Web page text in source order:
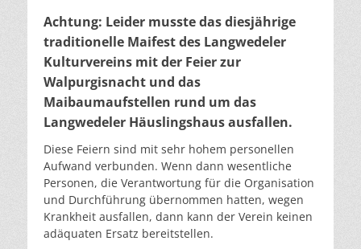
Achtung: Leider musste das diesjährige
traditionelle Maifest des Langwedeler
Kulturvereins mit der Feier zur
Walpurgisnacht und das
Maibaumaufstellen rund um das
Langwedeler Häuslingshaus ausfallen.
Diese Feiern sind mit sehr hohem personellen
Aufwand verbunden. Wenn dann wesentliche
Personen, die Verantwortung für die Organisation
und Durchführung übernommen hatten, wegen
Krankheit ausfallen, dann kann der Verein keinen
adäquaten Ersatz bereitstellen.